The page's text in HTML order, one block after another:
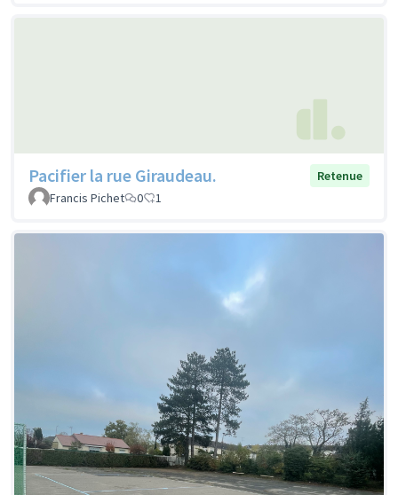
Pacifier la rue Giraudeau.
Retenue
Francis Pichet
0 1